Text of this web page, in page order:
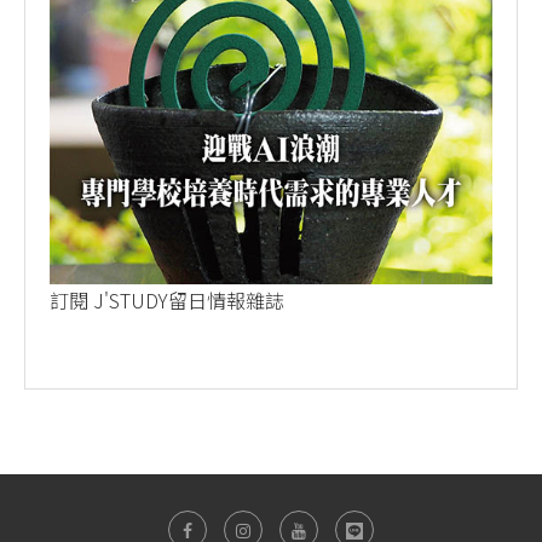
訂閱 J'STUDY留日情報雜誌